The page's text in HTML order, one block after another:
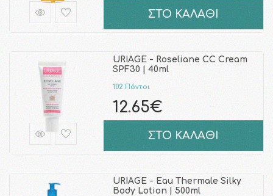
ΣΤΟ ΚΑΛΑΘΙ
URIAGE - Roseliane CC Cream
SPF30 | 40ml
102 Πόντοι
12.65€
ΣΤΟ ΚΑΛΑΘΙ
URIAGE - Eau Thermale Silky
Body Lotion | 500ml